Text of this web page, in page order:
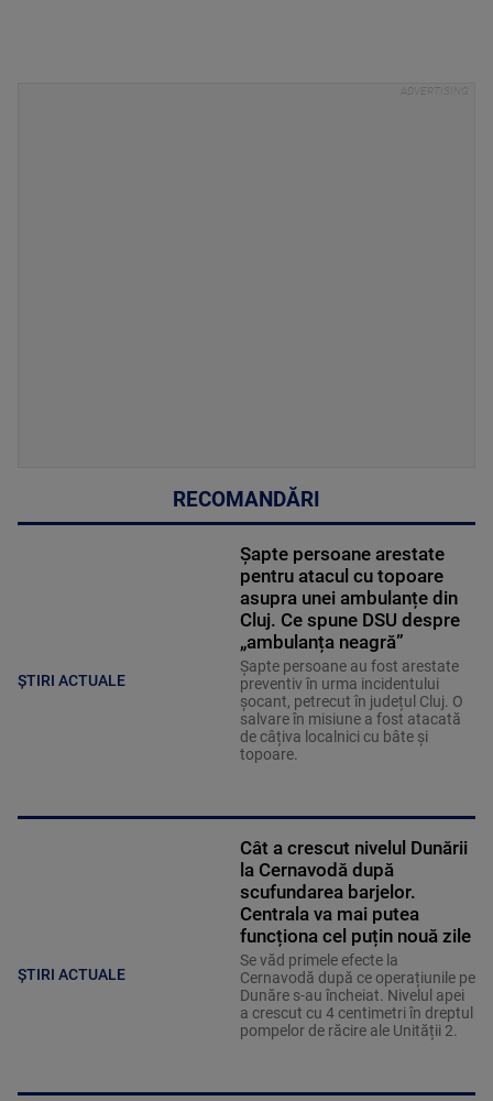
RECOMANDĂRI
ȘTIRI ACTUALE
Șapte persoane arestate
pentru atacul cu topoare
asupra unei ambulanțe din
Cluj. Ce spune DSU despre
„ambulanța neagră”
Șapte persoane au fost arestate
preventiv în urma incidentului
șocant, petrecut în județul Cluj. O
salvare în misiune a fost atacată
de câțiva localnici cu bâte și
topoare.
ȘTIRI ACTUALE
Cât a crescut nivelul Dunării
la Cernavodă după
scufundarea barjelor.
Centrala va mai putea
funcționa cel puțin nouă zile
Se văd primele efecte la
Cernavodă după ce operațiunile pe
Dunăre s-au încheiat. Nivelul apei
a crescut cu 4 centimetri în dreptul
pompelor de răcire ale Unității 2.